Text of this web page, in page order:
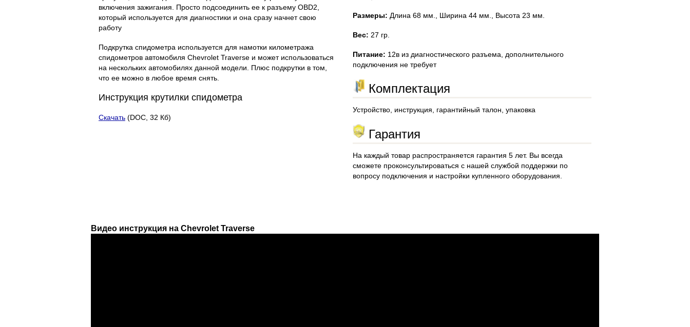
включения зажигания. Просто подсоединить ее к разъему OBD2,
который используется для диагностики и она сразу начнет свою
работу
Подкрутка спидометра используется для намотки километража
спидометров автомобиля Chevrolet Traverse и может использоваться
на нескольких автомобилях данной модели. Плюс подкрутки в том,
что ее можно в любое время снять.
Инструкция крутилки спидометра
Скачать (DOC, 32 Кб)
Размеры: Длина 68 мм., Ширина 44 мм., Высота 23 мм.
Вес: 27 гр.
Питание: 12в из диагностического разъема, дополнительного
подключения не требует
Комплектация
Устройство, инструкция, гарантийный талон, упаковка
Гарантия
На каждый товар распространяется гарантия 5 лет. Вы всегда
сможете проконсультироваться с нашей службой поддержки по
вопросу подключения и настройки купленного оборудования.
Видео инструкция на Chevrolet Traverse